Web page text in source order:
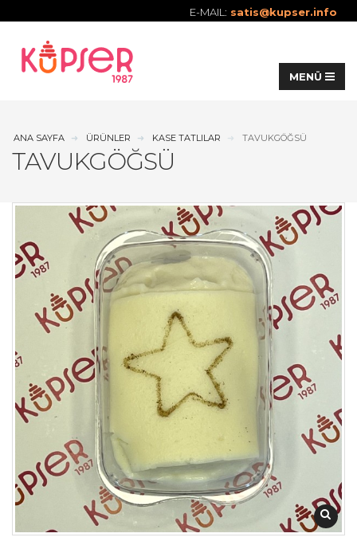
E-MAIL: satis@kupser.info
ANA SAYFA ÜRÜNLER KASE TATLILAR TAVUKGÖĞSÜ
TAVUKGÖĞSÜ